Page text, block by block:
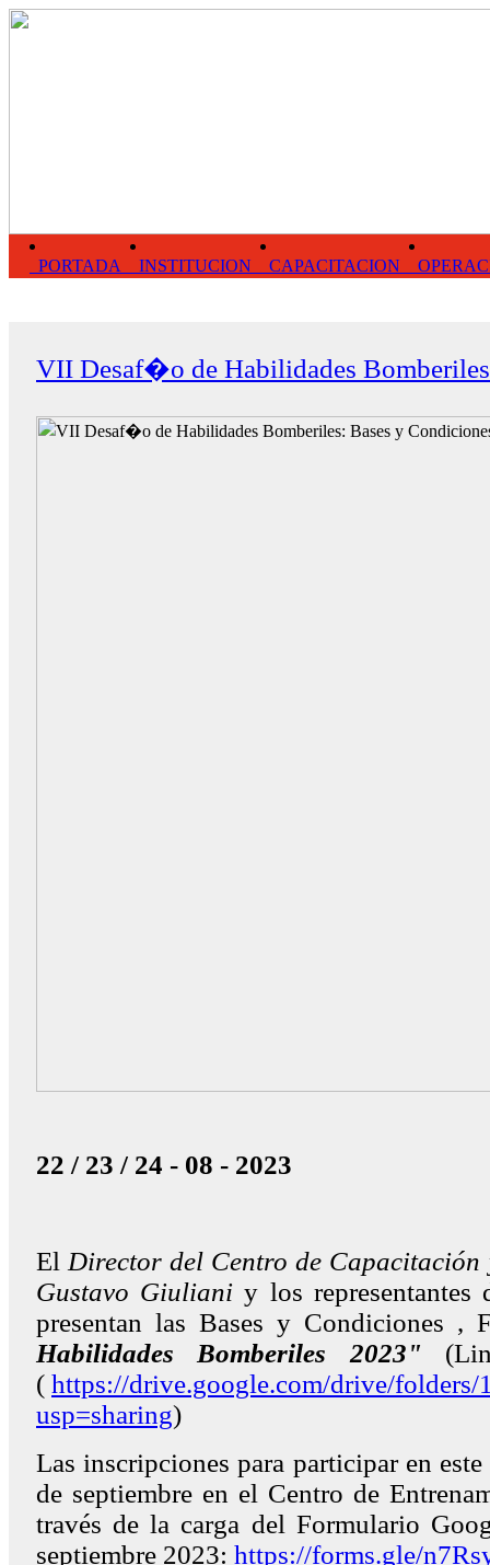
PORTADA INSTITUCION CAPACITACION
VII Desaf�o de Habilidades
22 / 23 / 24 - 08 - 2023
El Director del Centro de
Gustavo Giuliani y los representantes
presentan las Bases y Condiciones
Habilidades Bomberiles 2023"
( https://drive.google.com/drive/
usp=sharing)
Las inscripciones para participar en
de septiembre en el Centro de
través de la carga del Formulario
septiembre 2023: https://forms.gle/